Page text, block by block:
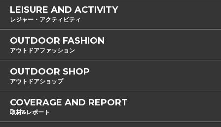
LEISURE AND ACTIVITY
レジャー・アクティビティ
OUTDOOR FASHION
アウトドアファッション
OUTDOOR SHOP
アウトドアショップ
COVERAGE AND REPORT
取材&レポート